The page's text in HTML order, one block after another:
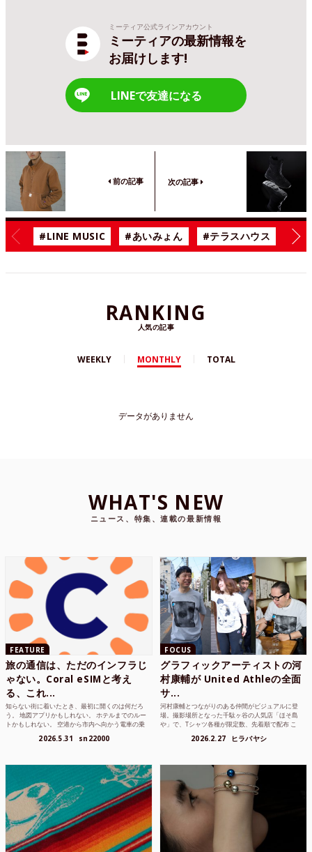
ミーティア公式ラインアカウント
ミーティアの最新情報を
お届けします!
LINEで友達になる
前の記事 次の記事
#LINE MUSIC #あいみょん #テラスハウス #漫
RANKING
人気の記事
WEEKLY MONTHLY TOTAL
データがありません
WHAT'S NEW
ニュース、特集、連載の最新情報
FEATURE
旅の通信は、ただのインフラじ
ゃない。Coral eSIMと考え
る、これ...
知らない街に着いたとき、最初に開くのは何だろ
う。 地図アプリかもしれない。 ホテルまでのルー
トかもしれない。 空港から市内へ向かう電車の乗
2026.5.31 sn22000
FOCUS
グラフィックアーティストの河
村康輔が United Athleの全面
サ...
河村康輔とつながりのある仲間がビジュアルに登
場。撮影場所となった千駄ヶ谷の人気店「ほそ島
や」で、Tシャツ各種が限定数、先着順で配布 こ
2026.2.27 ヒラバヤシ